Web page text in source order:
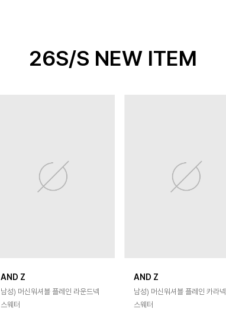
26S/S NEW ITEM
AND Z
남성) 머신워셔블 플레인 라운드넥
스웨터
AND Z
남성) 머신워셔블 플레인 카라넥
스웨터